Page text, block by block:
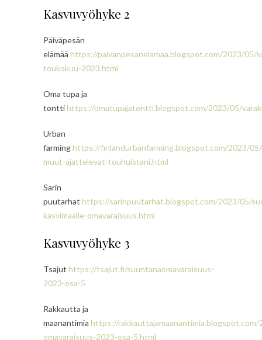
Kasvuvyöhyke 2
Päiväpesän
elämää https://paivanpesanelamaa.blogspot.com/2023/05/
toukokuu-2023.html
Oma tupa ja
tonttihttps://omatupajatontti.blogspot.com/2023/05/
Urban
farminghttps://finlandurbanfarming.blogspot.com/2023/
muut-ajattelevat-touhuistani.html
Sarin
puutarhat https://sarinpuutarhat.blogspot.com/2023/05/
kasvimaalle-omavaraisuus.html
Kasvuvyöhyke 3
Tsajut https://tsajut.fi/suuntanaomavaraisuus-
2023-osa-5
Rakkautta ja
maanantimia https://
omavaraisuus-2023-osa-5.html